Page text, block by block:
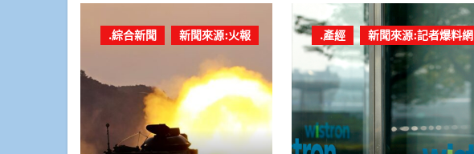
.綜合新聞 新聞來源:火報 .產經 新聞來源:記者爆料網